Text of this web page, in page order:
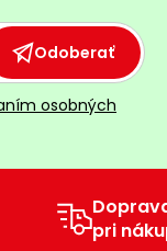
Odoberať
osobných
pri